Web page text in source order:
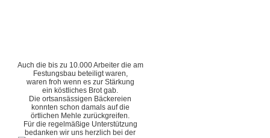
Auch die bis zu 10.000 Arbeiter die am
Festungsbau beteiligt waren,
waren froh wenn es zur Stärkung
ein köstliches Brot gab.
Die ortsansässigen Bäckereien
konnten schon damals auf die
örtlichen Mehle zurückgreifen.
Für die regelmäßige Unterstützung
bedanken wir uns herzlich bei der